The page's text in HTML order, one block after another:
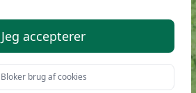
Jeg accepterer
Bloker brug af cookies